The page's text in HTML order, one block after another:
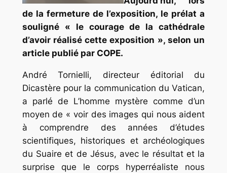
de la fermeture de l’exposition, le prélat a
souligné « le courage de la cathédrale
d’avoir réalisé cette exposition », selon un
article publié par COPE.
André Tornielli, directeur éditorial du
Dicastère pour la communication du Vatican,
a parlé de L’homme mystère comme d’un
moyen de « voir des images qui nous aident
à comprendre des années d’études
scientifiques, historiques et archéologiques
du Suaire et de Jésus, avec le résultat et la
surprise que le corps hyperréaliste nous